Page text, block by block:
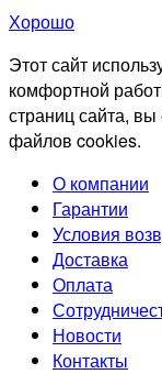
Хорошо
Этот сайт
комфортной
страниц сайта,
файлов cookies.
О компании
Гарантии
Условия
Доставка
Оплата
Новости
Контакты